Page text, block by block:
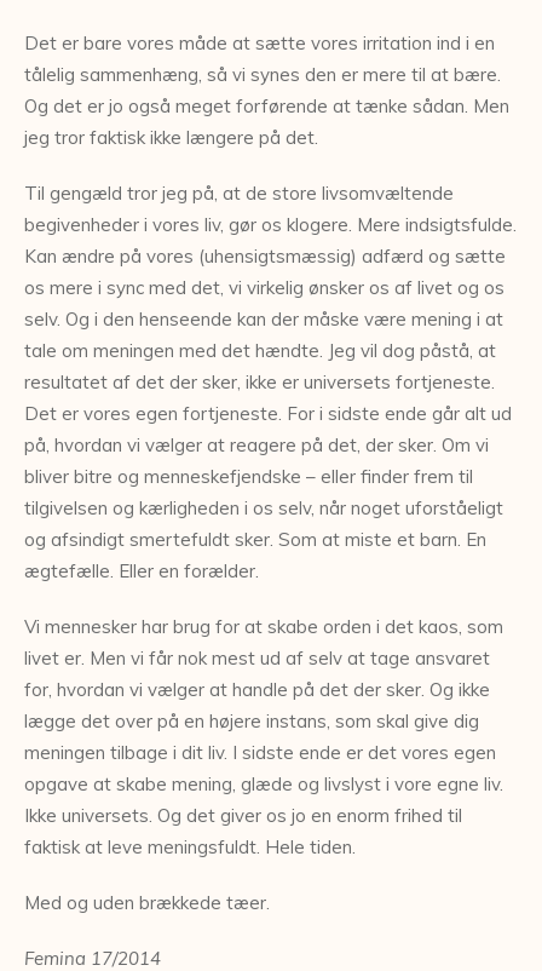
Det er bare vores måde at sætte vores irritation ind i en
tålelig sammenhæng, så vi synes den er mere til at bære.
Og det er jo også meget forførende at tænke sådan. Men
jeg tror faktisk ikke længere på det.
Til gengæld tror jeg på, at de store livsomvæltende
begivenheder i vores liv, gør os klogere. Mere indsigtsfulde.
Kan ændre på vores (uhensigtsmæssig) adfærd og sætte
os mere i sync med det, vi virkelig ønsker os af livet og os
selv. Og i den henseende kan der måske være mening i at
tale om meningen med det hændte. Jeg vil dog påstå, at
resultatet af det der sker, ikke er universets fortjeneste.
Det er vores egen fortjeneste. For i sidste ende går alt ud
på, hvordan vi vælger at reagere på det, der sker. Om vi
bliver bitre og menneskefjendske – eller finder frem til
tilgivelsen og kærligheden i os selv, når noget uforståeligt
og afsindigt smertefuldt sker. Som at miste et barn. En
ægtefælle. Eller en forælder.
Vi mennesker har brug for at skabe orden i det kaos, som
livet er. Men vi får nok mest ud af selv at tage ansvaret
for, hvordan vi vælger at handle på det der sker. Og ikke
lægge det over på en højere instans, som skal give dig
meningen tilbage i dit liv. I sidste ende er det vores egen
opgave at skabe mening, glæde og livslyst i vore egne liv.
Ikke universets. Og det giver os jo en enorm frihed til
faktisk at leve meningsfuldt. Hele tiden.
Med og uden brækkede tæer.
Femina 17/2014